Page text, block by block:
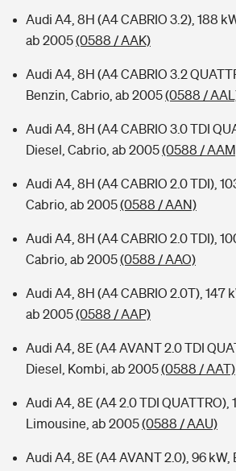
Audi A4, 8H (A4 CABRIO 3.2), 188
ab 2005(0588 / AAK)
Audi A4, 8H (A4 CABRIO 3.2
Benzin, Cabrio, ab 2005(0588 /
Audi A4, 8H (A4 CABRIO 3.0 TDI
Diesel, Cabrio, ab 2005(0588 /
Audi A4, 8H (A4 CABRIO 2.0 TDI),
Cabrio, ab 2005(0588 / AAN)
Audi A4, 8H (A4 CABRIO 2.0 TDI),
Cabrio, ab 2005(0588 / AAO)
Audi A4, 8H (A4 CABRIO 2.0T), 147
ab 2005(0588 / AAP)
Audi A4, 8E (A4 AVANT 2.0 TDI
Diesel, Kombi, ab 2005(0588 / AAT)
Audi A4, 8E (A4 2.0 TDI QUATTRO),
Limousine, ab 2005(0588 / AAU)
Audi A4, 8E (A4 AVANT 2.0), 96 kW,